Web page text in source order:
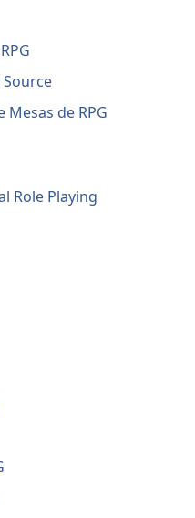
de RPG
Role Playing